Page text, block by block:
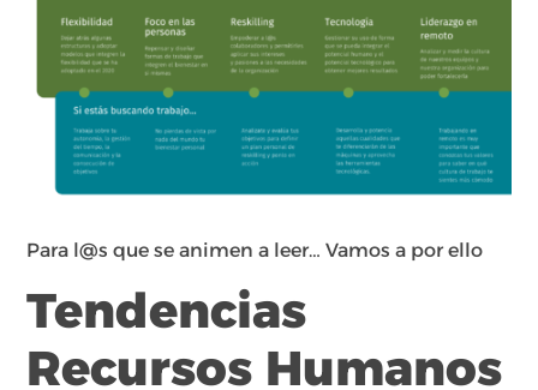
Para l@s que se animen a leer… Vamos a por ello
Tendencias
Recursos Humanos